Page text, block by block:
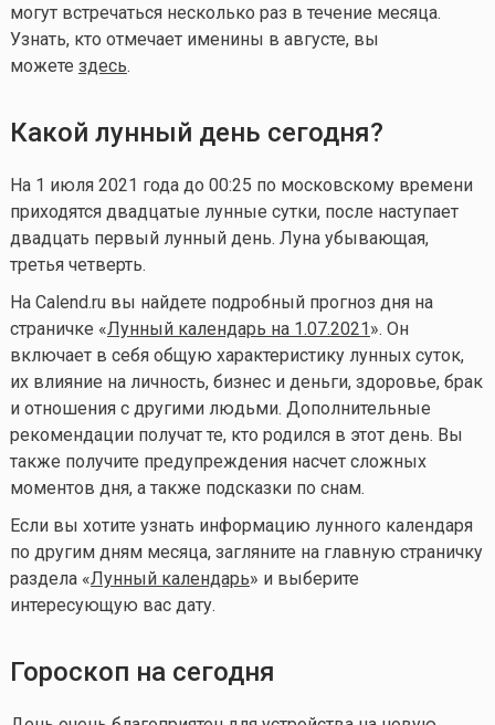
могут встречаться несколько раз в течение месяца.
Узнать, кто отмечает именины в августе, вы
можете здесь.
Какой лунный день сегодня?
На 1 июля 2021 года до 00:25 по московскому времени
приходятся двадцатые лунные сутки, после наступает
двадцать первый лунный день. Луна убывающая,
третья четверть.
На Calend.ru вы найдете подробный прогноз дня на
страничке «Лунный календарь на 1.07.2021». Он
включает в себя общую характеристику лунных суток,
их влияние на личность, бизнес и деньги, здоровье, брак
и отношения с другими людьми. Дополнительные
рекомендации получат те, кто родился в этот день. Вы
также получите предупреждения насчет сложных
моментов дня, а также подсказки по снам.
Если вы хотите узнать информацию лунного календаря
по другим дням месяца, загляните на главную страничку
раздела «Лунный календарь» и выберите
интересующую вас дату.
Гороскоп на сегодня